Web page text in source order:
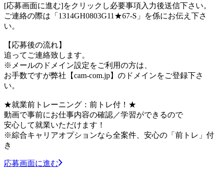
[応募画面に進む]をクリックし必要事項入力後送信下さい。
ご連絡の際は「1314GH0803G11★67-S」を係にお伝え下さ
い。
【応募後の流れ】
追ってご連絡致します。
※メールのドメイン設定をご利用の方は、
お手数ですが弊社【cam-com.jp】のドメインをご登録下さ
い。
★就業前トレーニング：前トレ付！★
動画で事前にお仕事内容の確認／学習ができるので
安心して就業いただけます！
※綜合キャリアオプションなら全案件、安心の「前トレ」付
き
応募画面に進む